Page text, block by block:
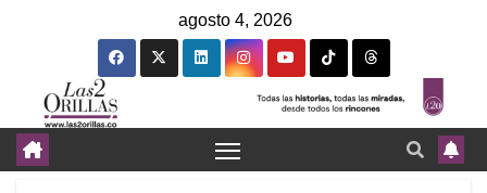
agosto 4, 2026